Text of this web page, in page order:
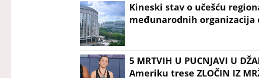
Kineski stav o učešću
međunarodnih organizacija
5 MRTVIH U PUCNJAVI U
Ameriku trese ZLOČIN IZ